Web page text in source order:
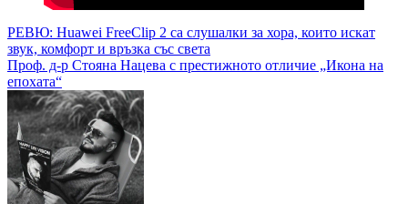
Навигация
РЕВЮ: Huawei FreeClip 2 са слушалки за хора, които искат
звук, комфорт и връзка със света
Проф. д-р Стояна Нацева с престижното отличие „Икона на
епохата“